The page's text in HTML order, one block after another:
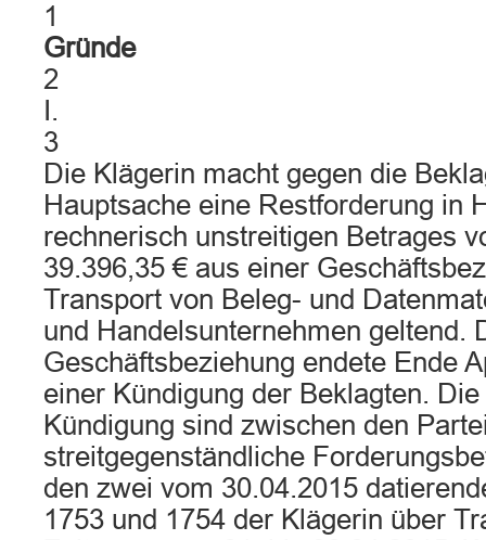
1
Gründe
2
I.
3
Die Klägerin macht gegen die
Hauptsache eine Restforderung in
rechnerisch unstreitigen Betrages
39.396,35 € aus einer
Transport von Beleg- und
und Handelsunternehmen geltend.
Geschäftsbeziehung endete Ende
einer Kündigung der Beklagten.
Kündigung sind zwischen den
streitgegenständliche
den zwei vom 30.04.2015
1753 und 1754 der Klägerin über